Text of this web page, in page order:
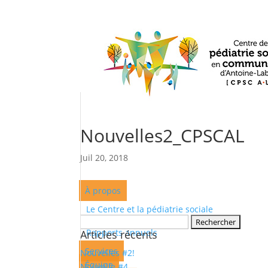
À propos
Le Centre et la pédiatrie sociale
Rapports annuels
Services
Équipe
Nouvelles2_CPSCAL
Juil 20, 2018
Articles récents
Nouvelles #2!